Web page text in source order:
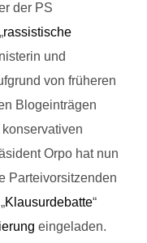
der PS
rassistische
und
von früheren
Blogeinträgen
Orpo hat nun
Parteivorsitzenden
Klausurdebatte“
eingeladen.